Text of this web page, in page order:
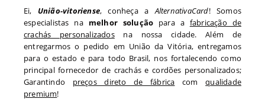
Ei, União-vitoriense, conheça aAlternativaCard! Somos
especialistas na melhor solução para a fabricação de
crachás personalizadosna nossa cidade. Além de
entregarmos o pedido em União da Vitória, entregamos
para o estado e para todo Brasil, nos fortalecendo como
principal fornecedor de crachás e cordões personalizados;
Garantindo preços direto de fábrica comqualidade
premium!